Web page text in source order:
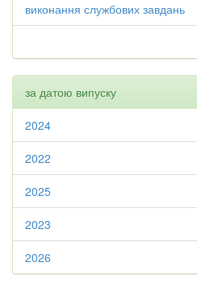
виконання службових завдань
за датою випуску
2024
2022
2025
2023
2026